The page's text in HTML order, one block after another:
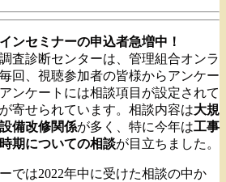
ンセミナーの申込者急増中！
査診断センターは、管理組合オンラ
回、視聴参加者の皆様からアンケー
ンケートには相談項目が設定されて
寄せられています。相談内容は大規
備改修関係が多く、特に今年は工事
期についての相談が目立ちました。
では2022年中に受けた相談の中か